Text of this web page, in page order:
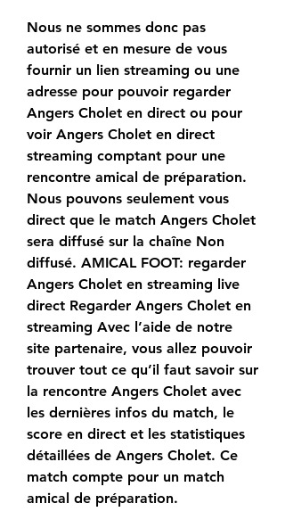
Nous ne sommes donc pas
autorisé et en mesure de vous
fournir un lien streaming ou une
adresse pour pouvoir regarder
Angers Cholet en direct ou pour
voir Angers Cholet en direct
streaming comptant pour une
rencontre amical de préparation.
Nous pouvons seulement vous
direct que le match Angers Cholet
sera diffusé sur la chaîne Non
diffusé. AMICAL FOOT: regarder
Angers Cholet en streaming live
direct Regarder Angers Cholet en
streaming Avec l’aide de notre
site partenaire, vous allez pouvoir
trouver tout ce qu’il faut savoir sur
la rencontre Angers Cholet avec
les dernières infos du match, le
score en direct et les statistiques
détaillées de Angers Cholet. Ce
match compte pour un match
amical de préparation.